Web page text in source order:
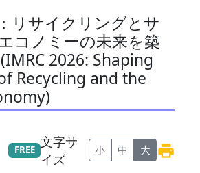
リサイクリングとサ
コノミーの未来を築
2026: Shaping
Recycling and the
FREE
文字サ
イズ
小 中 大